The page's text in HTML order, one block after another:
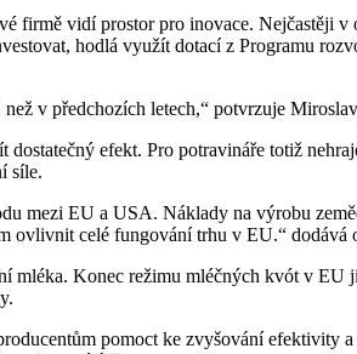
firmě vidí prostor pro inovace. Nejčastěji
hodlá využít dotací z Programu
v předchozích letech,“ potvrzuje
dostatečný efekt. Pro potravináře totiž
síle.
mezi EU a USA. Náklady na výrobu
ovlivnit celé fungování trhu v EU.“ dodává
mléka. Konec režimu mléčných kvót v
pomoct ke zvyšování